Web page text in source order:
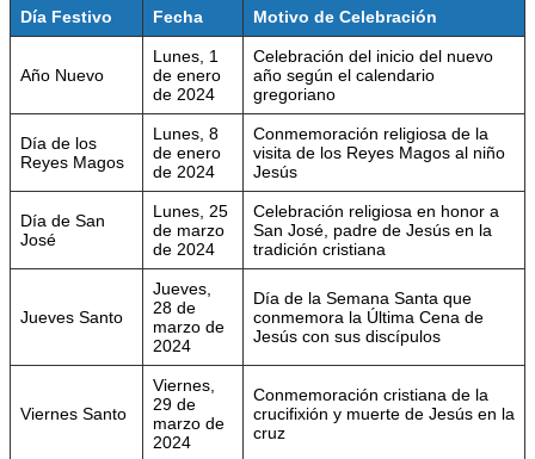
Día Festivo Fecha Motivo de Celebración
Año Nuevo
Lunes, 1
de enero
de 2024
Celebración del inicio del nuevo
año según el calendario
gregoriano
Día de los
Reyes Magos
Lunes, 8
de enero
de 2024
Conmemoración religiosa de la
visita de los Reyes Magos al niño
Jesús
Día de San
José
Lunes, 25
de marzo
de 2024
Celebración religiosa en honor a
San José, padre de Jesús en la
tradición cristiana
Jueves Santo
Jueves,
28 de
marzo de
2024
Día de la Semana Santa que
conmemora la Última Cena de
Jesús con sus discípulos
Viernes Santo
Viernes,
29 de
marzo de
2024
Conmemoración cristiana de la
crucifixión y muerte de Jesús en la
cruz